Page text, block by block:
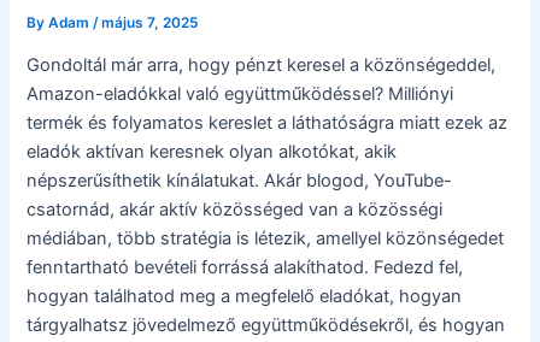
ByAdam /május 7, 2025
Gondoltál már arra, hogy pénzt keresel a közönségeddel,
Amazon-eladókkal való együttműködéssel? Milliónyi
termék és folyamatos kereslet a láthatóságra miatt ezek az
eladók aktívan keresnek olyan alkotókat, akik
népszerűsíthetik kínálatukat. Akár blogod, YouTube-
csatornád, akár aktív közösséged van a közösségi
médiában, több stratégia is létezik, amellyel közönségedet
fenntartható bevételi forrássá alakíthatod. Fedezd fel,
hogyan találhatod meg a megfelelő eladókat, hogyan
tárgyalhatsz jövedelmező együttműködésekről, és hogyan